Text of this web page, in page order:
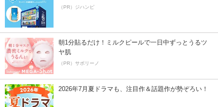
（PR）ジハンピ
朝1分貼るだけ！ミルクピールで一日中ずっとうるツ
ヤ肌
（PR）サボリーノ
2026年7月夏ドラマも、注目作＆話題作が勢ぞろい！